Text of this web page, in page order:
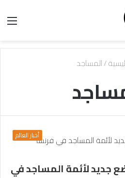
/المساجد
أخبار العالم
جديد لأئمة المساجد في